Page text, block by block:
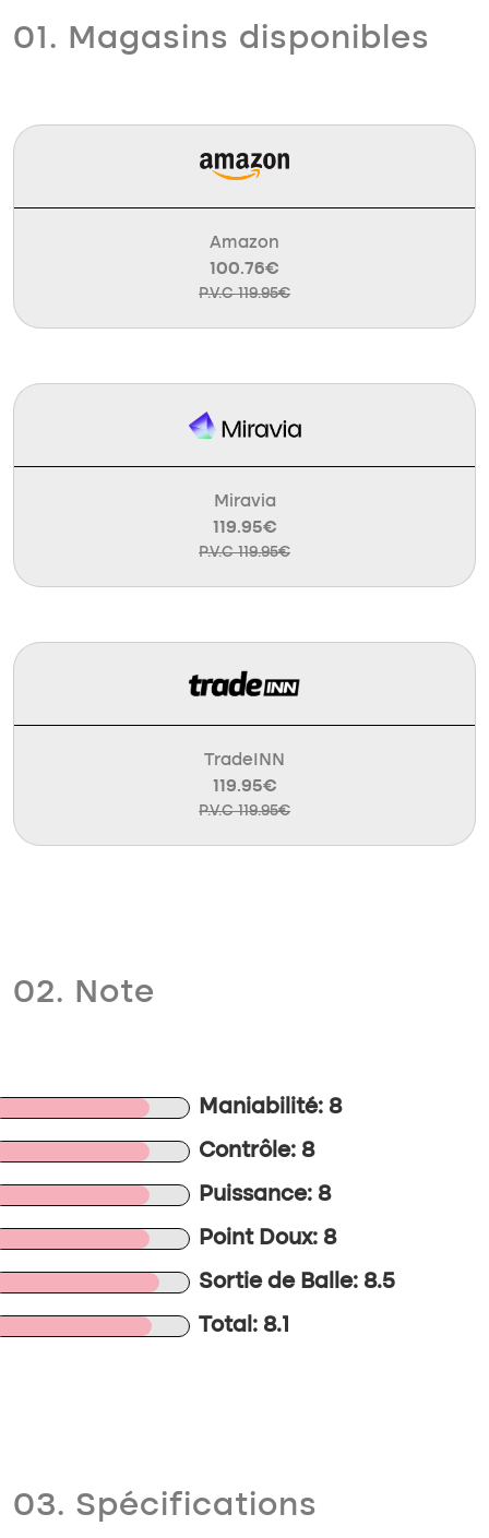
01. Magasins disponibles
Amazon
100.76€
P.V.C 119.95€
Miravia
119.95€
P.V.C 119.95€
TradeINN
119.95€
P.V.C 119.95€
02. Note
Maniabilité: 8
Contrôle: 8
Puissance: 8
Point Doux: 8
Sortie de Balle: 8.5
Total: 8.1
03. Spécifications